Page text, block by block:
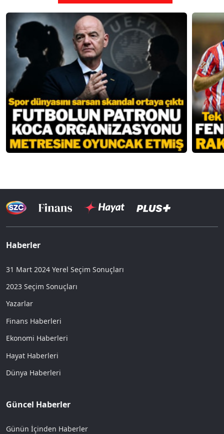
Haberler
31 Mart 2024 Yerel Seçim Sonuçları
2023 Seçim Sonuçları
Yazarlar
Finans Haberleri
Ekonomi Haberleri
Hayat Haberleri
Dünya Haberleri
Güncel Haberler
Günün İçinden Haberler